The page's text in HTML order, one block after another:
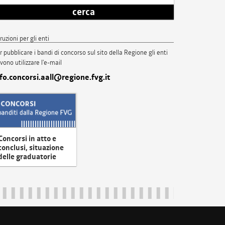
cerca
per gli enti
pubblicare i bandi di concorso sul sito della Regione gli enti
utilizzare l'e-mail
in atto e
situazione
graduatorie